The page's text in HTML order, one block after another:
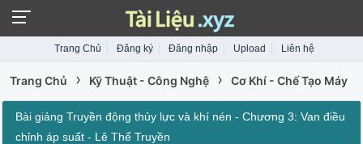
Trang Chủ Đăng ký Đăng nhập Upload Liên hệ
Trang Chủ › Kỹ Thuật - Công Nghệ › Cơ Khí - Chế Tạo Máy
Bài giảng Truyền động thủy lực và khí nén - Chương 3: Van điều
chỉnh áp suất - Lê Thể Truyền